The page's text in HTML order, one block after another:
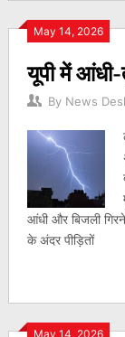
May 14, 2026
यूपी में
By News
आंधी और बिजली
के अंदर पीड़ितों
May 14, 2026